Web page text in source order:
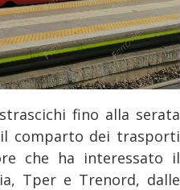
fino alla serata
comparto dei trasporti
che ha interessato il
Tper e Trenord, dalle